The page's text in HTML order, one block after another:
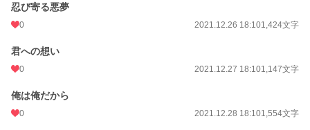
忍び寄る悪夢
0 2021.12.26 18:101,424文字
君への想い
0 2021.12.27 18:101,147文字
俺は俺だから
0 2021.12.28 18:101,554文字